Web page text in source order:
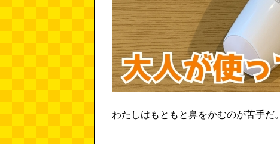
わたしはもともと鼻をかむのが苦手だ。